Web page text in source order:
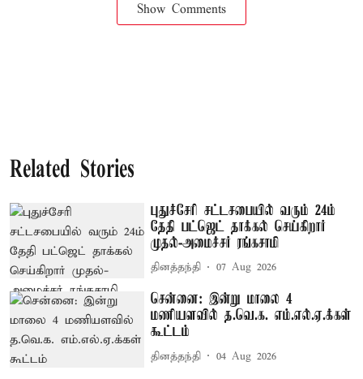
Show Comments
Related Stories
புதுச்சேரி சட்டசபையில் வரும் 24ம்
தேதி பட்ஜெட் தாக்கல் செய்கிறார்
முதல்-அமைச்சர் ரங்கசாமி
தினத்தந்தி 07 Aug 2026
சென்னை: இன்று மாலை 4
மணியளவில் த.வெ.க. எம்.எல்.ஏ.க்கள்
கூட்டம்
தினத்தந்தி 04 Aug 2026